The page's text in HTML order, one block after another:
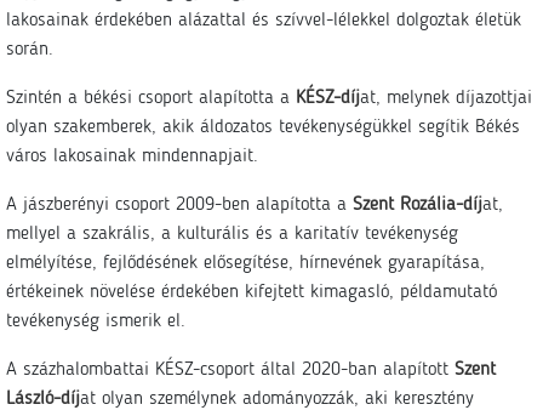
lakosainak érdekében alázattal és szívvel-lélekkel dolgoztak életük
során.
Szintén a békési csoport alapította a KÉSZ-díjat, melynek díjazottjai
olyan szakemberek, akik áldozatos tevékenységükkel segítik Békés
város lakosainak mindennapjait.
A jászberényi csoport 2009-ben alapította a Szent Rozália-díjat,
mellyel a szakrális, a kulturális és a karitatív tevékenység
elmélyítése, fejlődésének elősegítése, hírnevének gyarapítása,
értékeinek növelése érdekében kifejtett kimagasló, példamutató
tevékenység ismerik el.
A százhalombattai KÉSZ-csoport által 2020-ban alapított Szent
László-díjat olyan személynek adományozzák, aki keresztény